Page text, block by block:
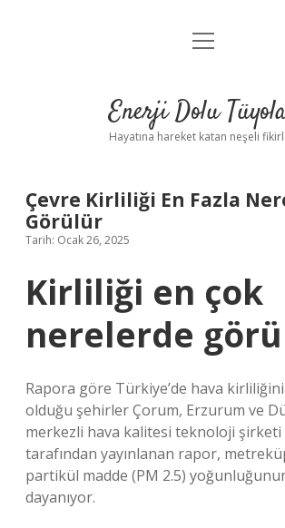
Anasayfa
Yasal Uyarı
menüyü
Enerji Dolu
Hayatına hareket katan neşeli
Çevre Kirliliği En Fazla
Görülür
Tarih: Ocak 26, 2025
Kirliliği en çok
nerelerde
Rapora göre Türkiye’de hava
olduğu şehirler Çorum, Erzurum ve
merkezli hava kalitesi teknoloji şirketi
tarafından yayınlanan rapor,
partikül madde (PM 2.5)
dayanıyor.